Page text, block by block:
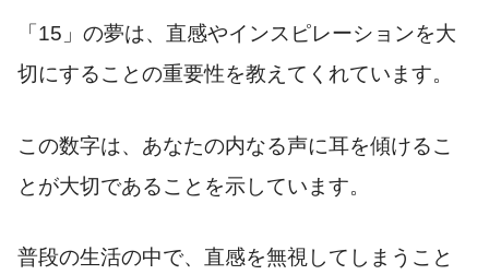
「15」の夢は、直感やインスピレーションを大
切にすることの重要性を教えてくれています。
この数字は、あなたの内なる声に耳を傾けるこ
とが大切であることを示しています。
普段の生活の中で、直感を無視してしまうこと